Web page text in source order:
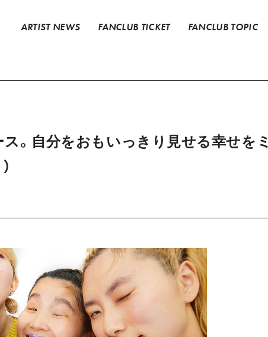
ARTIST NEWS FANCLUB TICKET FANCLUB TOPIC
。自分をおもいっきり見せる幸せを